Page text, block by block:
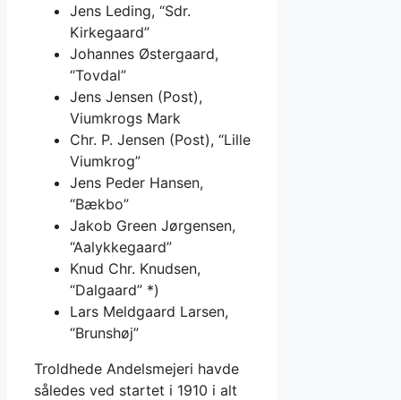
Jens Leding, “Sdr.
Kirkegaard”
Johannes Østergaard,
“Tovdal”
Jens Jensen (Post),
Viumkrogs Mark
Chr. P. Jensen (Post), “Lille
Viumkrog”
Jens Peder Hansen,
“Bækbo”
Jakob Green Jørgensen,
“Aalykkegaard”
Knud Chr. Knudsen,
“Dalgaard” *)
Lars Meldgaard Larsen,
“Brunshøj”
Troldhede Andelsmejeri havde
således ved startet i 1910 i alt